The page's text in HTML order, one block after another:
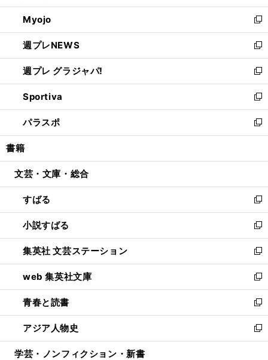
開
く
ウ
で
開
く
ン
ド
ウ
で
開
く
ウ
ィ
ン
ド
ウ
で
開
く
Myojo
新
し
い
ウ
ィ
ン
ド
ウ
で
開
週プレNEWS
新
し
い
ウ
ィ
ン
ド
ウ
開
週プレ グラジャパ!
新
し
い
ウ
ィ
ン
ウ
開
く
Sportiva
新
し
い
ウ
ン
ウ
で
開
く
パラスポ
新
し
ウ
ン
ド
ウ
で
開
く
書籍
文芸・文庫・総合
すばる
新
し
い
ウ
ィ
ン
ド
ウ
で
開
く
小説すばる
新
し
い
ウ
ィ
ン
ド
ウ
で
開
集英社 文芸ステーション
新
し
い
ウ
ィ
ン
ド
ウ
web 集英社文庫
新
し
い
ウ
ィ
ン
青春と読書
新
し
い
ウ
アジア人物史
新
し
学芸・ノンフィクション・新書